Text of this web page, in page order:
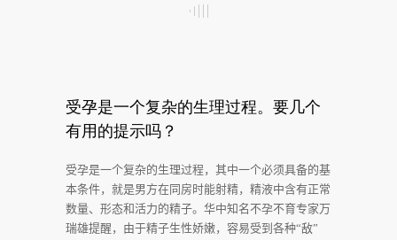
受孕是一个复杂的生理过程。要几个
有用的提示吗？
受孕是一个复杂的生理过程，其中一个必须具备的基
本条件，就是男方在同房时能射精，精液中含有正常
数量、形态和活力的精子。华中知名不孕不育专家万
瑞雄提醒，由于精子生性娇嫩，容易受到各种“敌”